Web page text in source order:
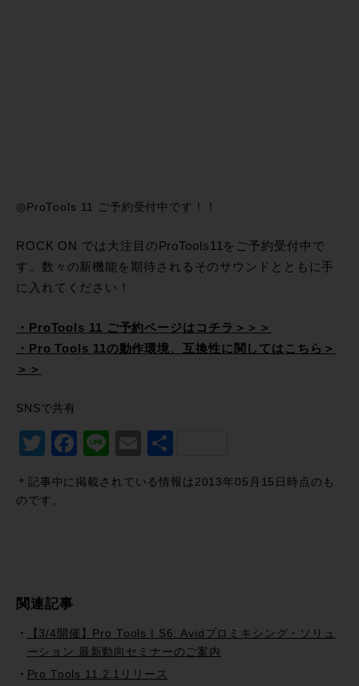
◎ProTools 11 ご予約受付中です！！
ROCK ON では大注目のProTools11をご予約受付中で
す。数々の新機能を期待されるそのサウンドとともに手
に入れてください！
・ProTools 11 ご予約ページはコチラ＞＞＞
・Pro Tools 11の動作環境、互換性に関してはこちら＞
＞＞
SNSで共有
Twitter
Facebook
LineEmail
＊記事中に掲載されている情報は2013年05月15日時点のも
のです。
関連記事
【3/4開催】Pro Tools | S6: Avidプロミキシング・ソリュ
ーション 最新動向セミナーのご案内
Pro Tools 11.2.1リリース